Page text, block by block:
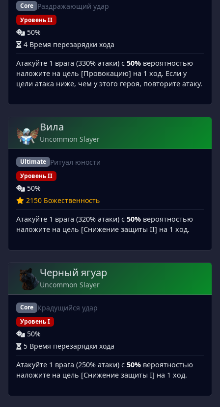
Core Раздражающий удар
Уровень II
50%
4 Время перезарядки хода
Атакуйте 1 врага (330% атаки) с 50% вероятностью
наложите на цель [Провокацию] на 1 ход. Если у
цели атака ниже, чем у этого героя, повторите атаку.
Вила
Uncommon Slayer
Ultimate Ритуал юности
Уровень II
50%
2150 Божественность
Атакуйте 1 врага (320% атаки) с 50% вероятностью
наложите на цель [Снижение защиты II] на 1 ход.
Черный ягуар
Uncommon Slayer
Core Крадущийся удар
Уровень I
50%
5 Время перезарядки хода
Атакуйте 1 врага (250% атаки) с 50% вероятностью
наложите на цель [Снижение защиты I] на 1 ход.